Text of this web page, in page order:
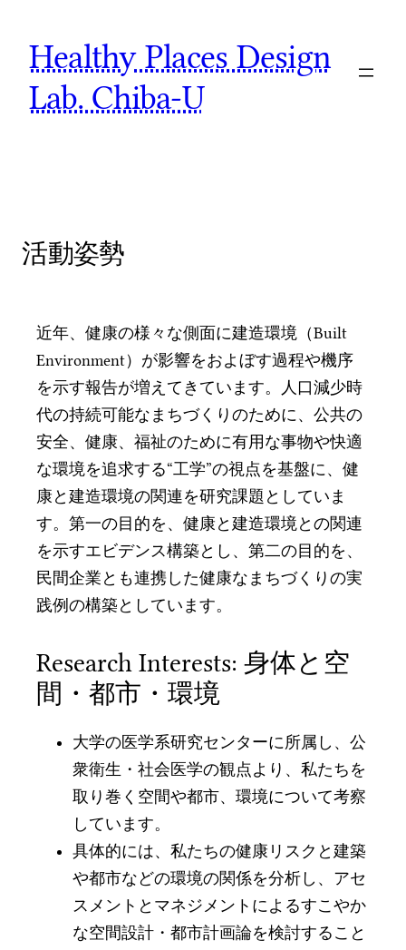
content
Healthy Places Design
Lab. Chiba-U
活動姿勢
近年、健康の様々な側面に建造環境（Built
Environment）が影響をおよぼす過程や機序
を示す報告が増えてきています。人口減少時
代の持続可能なまちづくりのために、公共の
安全、健康、福祉のために有用な事物や快適
な環境を追求する“工学”の視点を基盤に、健
康と建造環境の関連を研究課題としていま
す。第一の目的を、健康と建造環境との関連
を示すエビデンス構築とし、第二の目的を、
民間企業とも連携した健康なまちづくりの実
践例の構築としています。
Research Interests: 身体と空
間・都市・環境
大学の医学系研究センターに所属し、公
衆衛生・社会医学の観点より、私たちを
取り巻く空間や都市、環境について考察
しています。
具体的には、私たちの健康リスクと建築
や都市などの環境の関係を分析し、アセ
スメントとマネジメントによるすこやか
な空間設計・都市計画論を検討すること